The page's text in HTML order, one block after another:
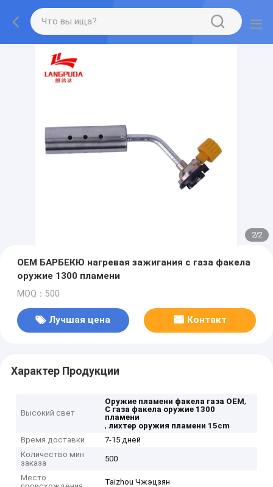
2/2
OEM БАРБЕКЮ нагревая зажигания c газа факела
оружие 1300 пламени
MOQ：500
Лучшая цена Контакт
Характер Продукции
Высокий свет
Оружие пламени факела газа OEM,
C газа факела оружие 1300
пламени
,лихтер оружия пламени 15cm
Время доставки
7-15 дней
Количество мин
заказа
500
Место
Taizhou Чжэцзян